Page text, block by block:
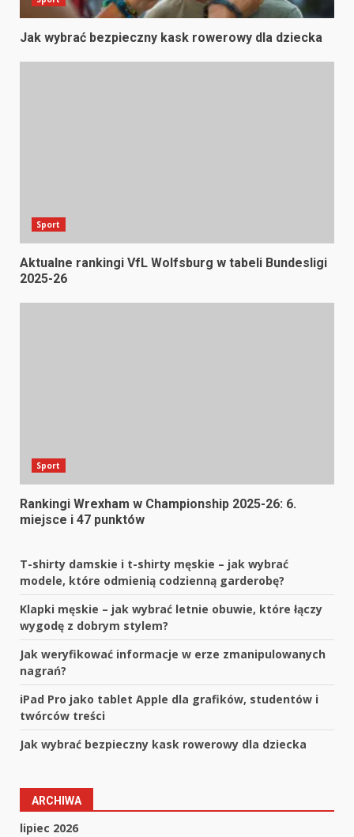
Jak wybrać bezpieczny kask rowerowy dla dziecka
Sport
Aktualne rankingi VfL Wolfsburg w tabeli Bundesligi
2025-26
Sport
Rankingi Wrexham w Championship 2025-26: 6.
miejsce i 47 punktów
T-shirty damskie i t-shirty męskie – jak wybrać
modele, które odmienią codzienną garderobę?
Klapki męskie – jak wybrać letnie obuwie, które łączy
wygodę z dobrym stylem?
Jak weryfikować informacje w erze zmanipulowanych
nagrań?
iPad Pro jako tablet Apple dla grafików, studentów i
twórców treści
Jak wybrać bezpieczny kask rowerowy dla dziecka
ARCHIWA
lipiec 2026